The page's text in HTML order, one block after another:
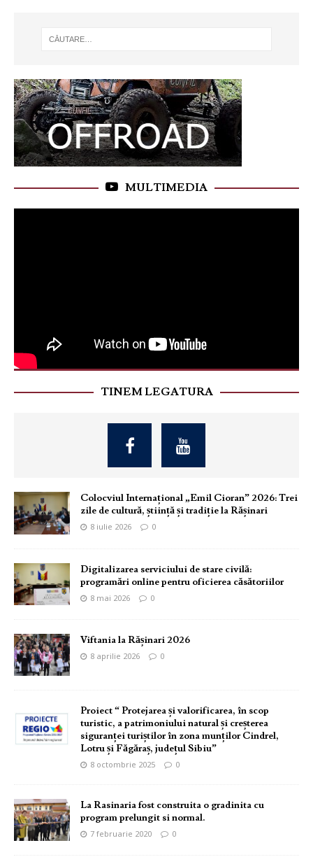
MULTIMEDIA
TINEM LEGATURA
Colocviul Internațional „Emil Cioran” 2026: Trei
zile de cultură, știință și tradiție la Rășinari
8 iulie 2026 0
Digitalizarea serviciului de stare civilă:
programări online pentru oficierea căsătoriilor
8 mai 2026 0
Viftania la Rășinari 2026
8 aprilie 2026 0
Proiect “ Protejarea și valorificarea, în scop
turistic, a patrimoniului natural și creșterea
siguranței turiștilor în zona munților Cindrel,
Lotru și Făgăraș, județul Sibiu”
8 octombrie 2025 0
La Rasinaria fost construita o gradinita cu
program prelungit si normal.
7 februarie 2020 0